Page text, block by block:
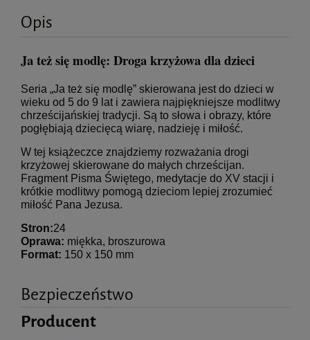
Opis
Ja też się modlę: Droga krzyżowa dla dzieci
Seria „Ja też się modlę” skierowana jest do dzieci w
wieku od 5 do 9 lat i zawiera najpiękniejsze modlitwy
chrześcijańskiej tradycji. Są to słowa i obrazy, które
pogłębiają dziecięcą wiarę, nadzieję i miłość.
W tej książeczce znajdziemy rozważania drogi
krzyżowej skierowane do małych chrześcijan.
Fragment Pisma Świętego, medytacje do XV stacji i
krótkie modlitwy pomogą dzieciom lepiej zrozumieć
miłość Pana Jezusa.
Stron:24
Oprawa: miękka, broszurowa
Format: 150 x 150 mm
Bezpieczeństwo
Producent